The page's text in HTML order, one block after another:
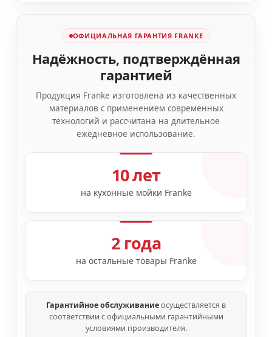
ОФИЦИАЛЬНАЯ ГАРАНТИЯ FRANKE
Надёжность, подтверждённая
гарантией
Продукция Franke изготовлена из качественных
материалов с применением современных
технологий и рассчитана на длительное
ежедневное использование.
10 лет
на кухонные мойки Franke
2 года
на остальные товары Franke
Гарантийное обслуживаниеосуществляется в
соответствии с официальными гарантийными
условиями производителя.